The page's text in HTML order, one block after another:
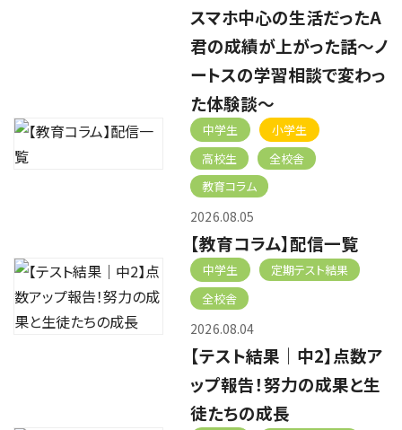
スマホ中心の生活だったA
君の成績が上がった話～ノ
ートスの学習相談で変わっ
た体験談～
中学生
小学生
高校生
全校舎
教育コラム
2026.08.05
【教育コラム】配信一覧
中学生
定期テスト結果
全校舎
2026.08.04
【テスト結果｜中2】点数ア
ップ報告！努力の成果と生
徒たちの成長